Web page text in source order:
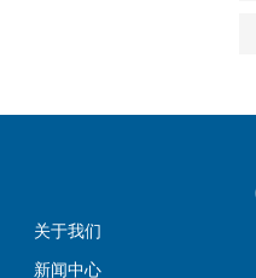
关于我们
新闻中心